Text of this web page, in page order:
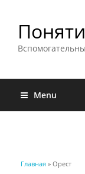
Menu
Вы здесь
Главная » Орест